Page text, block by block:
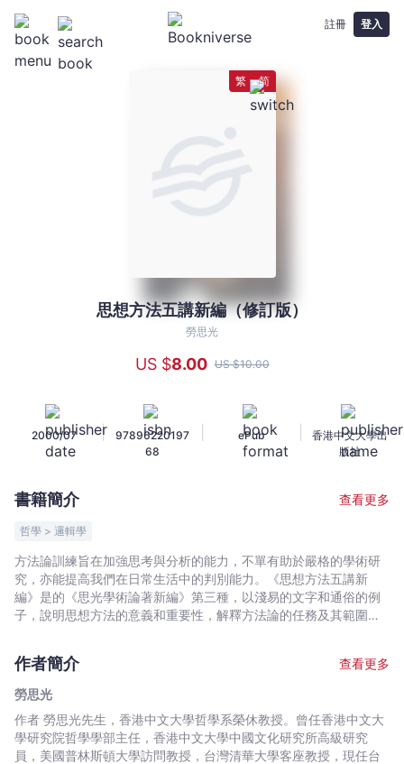
註冊 登入
繁 简
訂
版）
勞
思
光
文
宙
｜
Bookniverse
思想方法五講新編（修訂版）
勞思光
US $8.00 US $10.00
2000/07 |
97896220197
68
ePub
香港中文大學出
版社
書籍簡介 查看更多
哲學 > 邏輯學
方法論訓練旨在加強思考與分析的能力，不單有助於嚴格的學術研
究，亦能提高我們在日常生活中的判別能力。《思想方法五講新
編》是的《思光學術論著新編》第三種，以淺易的文字和通俗的例
子，說明思想方法的意義和重要性，解釋方法論的任務及其範圍，
作者簡介
查看更多
勞思光
作者 勞思光先生，香港中文大學哲學系榮休教授。曾任香港中文大
學研究院哲學學部主任，香港中文大學中國文化研究所高級研究
員，美國普林斯頓大學訪問教授，台灣清華大學客座教授，現任台